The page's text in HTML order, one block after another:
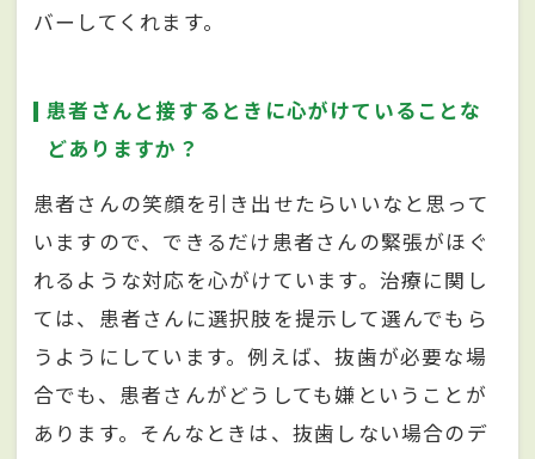
バーしてくれます。
患者さんと接するときに心がけていることな
どありますか？
患者さんの笑顔を引き出せたらいいなと思って
いますので、できるだけ患者さんの緊張がほぐ
れるような対応を心がけています。治療に関し
ては、患者さんに選択肢を提示して選んでもら
うようにしています。例えば、抜歯が必要な場
合でも、患者さんがどうしても嫌ということが
あります。そんなときは、抜歯しない場合のデ